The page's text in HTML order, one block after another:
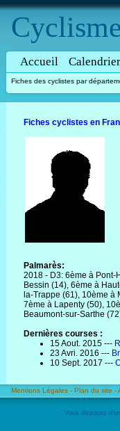
Cyclisme
Accueil Calendrier
Fiches des cyclistes par
Fiches cyclistes en
Palmarès:
2018 - D3: 6ème à Pont-
Bessin (14), 6ème à
la-Trappe (61), 10ème à
7ème à Lapenty (50),
Beaumont-sur-Sarthe
Dernières courses :
15 Aout. 2015 ---
23 Avri. 2016 ---
10 Sept. 2017 ---
Mentions Légales - Plan du site -
Vous disposez